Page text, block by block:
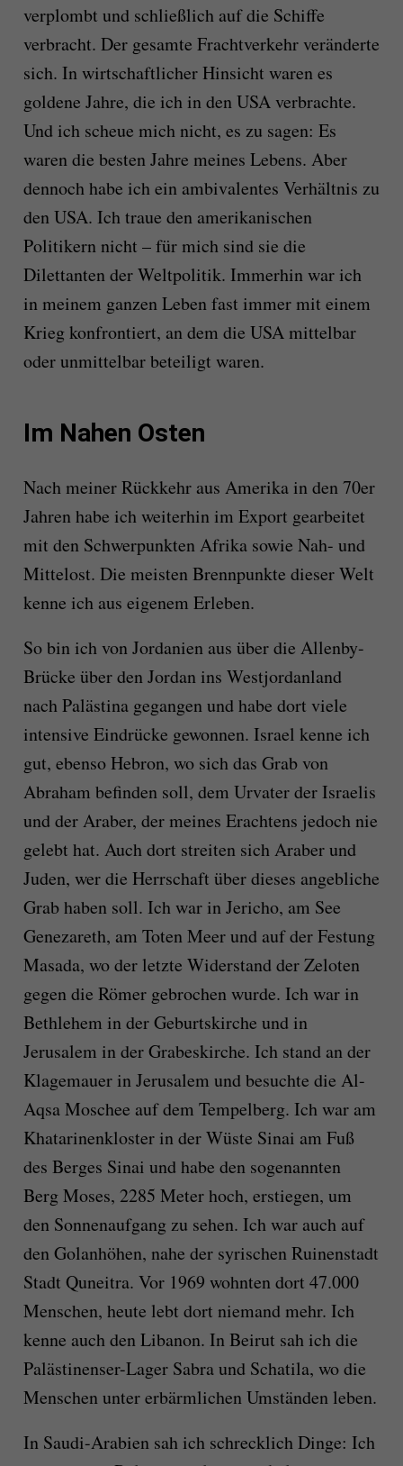
verplombt und schließlich auf die Schiffe
verbracht. Der gesamte Frachtverkehr veränderte
sich. In wirtschaftlicher Hinsicht waren es
goldene Jahre, die ich in den USA verbrachte.
Und ich scheue mich nicht, es zu sagen: Es
waren die besten Jahre meines Lebens. Aber
dennoch habe ich ein ambivalentes Verhältnis zu
den USA. Ich traue den amerikanischen
Politikern nicht – für mich sind sie die
Dilettanten der Weltpolitik. Immerhin war ich
in meinem ganzen Leben fast immer mit einem
Krieg konfrontiert, an dem die USA mittelbar
oder unmittelbar beteiligt waren.
Im Nahen Osten
Nach meiner Rückkehr aus Amerika in den 70er
Jahren habe ich weiterhin im Export gearbeitet
mit den Schwerpunkten Afrika sowie Nah- und
Mittelost. Die meisten Brennpunkte dieser Welt
kenne ich aus eigenem Erleben.
So bin ich von Jordanien aus über die Allenby-
Brücke über den Jordan ins Westjordanland
nach Palästina gegangen und habe dort viele
intensive Eindrücke gewonnen. Israel kenne ich
gut, ebenso Hebron, wo sich das Grab von
Abraham befinden soll, dem Urvater der Israelis
und der Araber, der meines Erachtens jedoch nie
gelebt hat. Auch dort streiten sich Araber und
Juden, wer die Herrschaft über dieses angebliche
Grab haben soll. Ich war in Jericho, am See
Genezareth, am Toten Meer und auf der Festung
Masada, wo der letzte Widerstand der Zeloten
gegen die Römer gebrochen wurde. Ich war in
Bethlehem in der Geburtskirche und in
Jerusalem in der Grabeskirche. Ich stand an der
Klagemauer in Jerusalem und besuchte die Al-
Aqsa Moschee auf dem Tempelberg. Ich war am
Khatarinenkloster in der Wüste Sinai am Fuß
des Berges Sinai und habe den sogenannten
Berg Moses, 2285 Meter hoch, erstiegen, um
den Sonnenaufgang zu sehen. Ich war auch auf
den Golanhöhen, nahe der syrischen Ruinenstadt
Stadt Quneitra. Vor 1969 wohnten dort 47.000
Menschen, heute lebt dort niemand mehr. Ich
kenne auch den Libanon. In Beirut sah ich die
Palästinenser-Lager Sabra und Schatila, wo die
Menschen unter erbärmlichen Umständen leben.
In Saudi-Arabien sah ich schrecklich Dinge: Ich